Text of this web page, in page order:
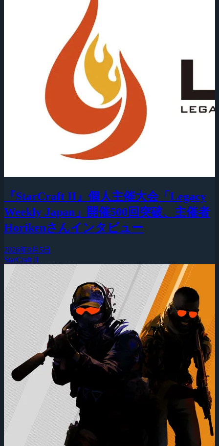
『StarCraft II』個人主催大会「Legacy
Weekly Japan」開催500回突破、主催者
Horikenさんインタビュー
2026年8月5日
StarCraft II